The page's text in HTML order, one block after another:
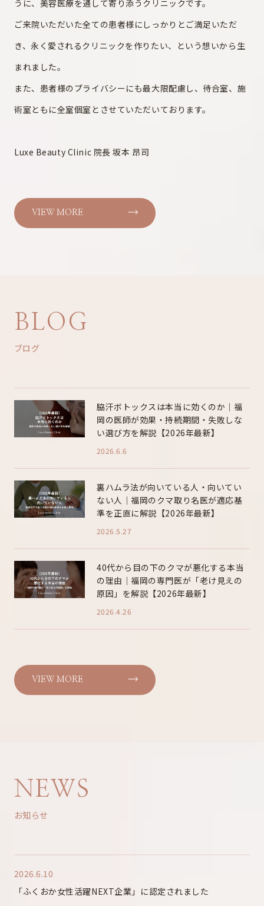
うに、美容医療を通して寄り添うクリニックです。
ご来院いただいた全ての患者様にしっかりとご満足いただ
き、永く愛されるクリニックを作りたい、という想いから生
まれました。
また、患者様のプライバシーにも最大限配慮し、待合室、施
術室ともに全室個室とさせていただいております。
Luxe Beauty Clinic 院長 坂本 昂司
VIEW MORE
BLOG
ブログ
脇汗ボトックスは本当に効くのか｜福
岡の医師が効果・持続期間・失敗しな
い選び方を解説【2026年最新】
2026.6.6
裏ハムラ法が向いている人・向いてい
ない人｜福岡のクマ取り名医が適応基
準を正直に解説【2026年最新】
2026.5.27
40代から目の下のクマが悪化する本当
の理由｜福岡の専門医が「老け見えの
原因」を解説【2026年最新】
2026.4.26
VIEW MORE
NEWS
お知らせ
2026.6.10
「ふくおか女性活躍NEXT企業」に認定されました